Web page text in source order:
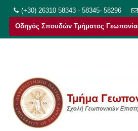
στο
περιεχόμενο
(+30) 26310 58343 - 58345- 58296
Οδηγός Σπουδών Τμήματος